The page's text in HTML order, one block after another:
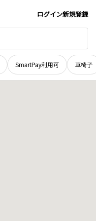
ログイン新規登録
SmartPay利用可 車椅子